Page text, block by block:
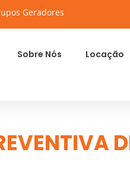
Geradores
Sobre Nós Locação